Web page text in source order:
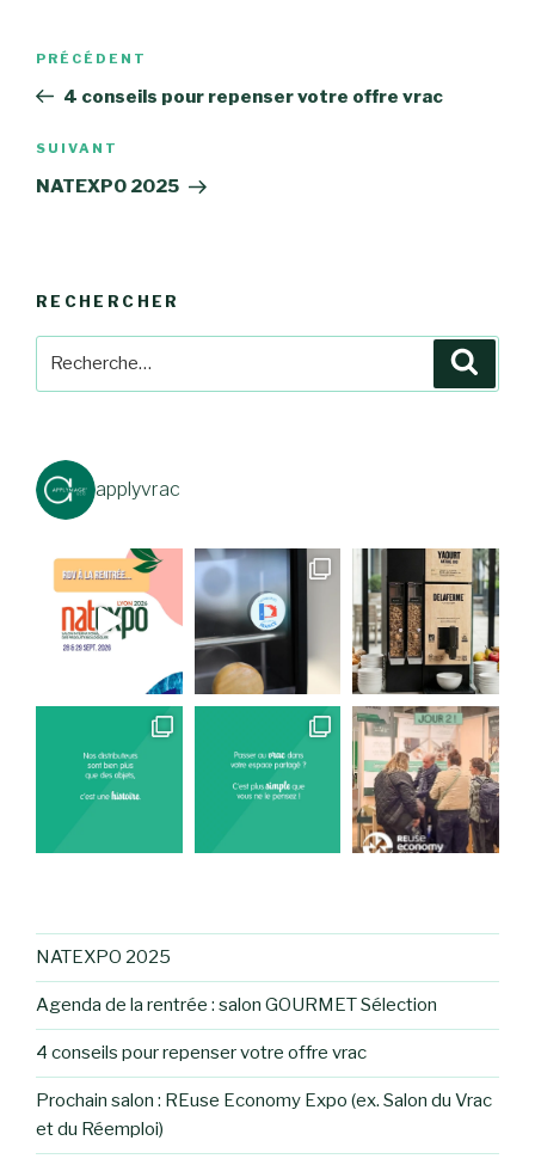
Navigation
l’article
Article
précédent
PRÉCÉDENT
4 conseils pour repenser votre offre vrac
Article
suivant
SUIVANT
NATEXPO 2025
RECHERCHER
applyvrac
NATEXPO 2025
Agenda de la rentrée : salon GOURMET Sélection
4 conseils pour repenser votre offre vrac
Prochain salon : REuse Economy Expo (ex. Salon du Vrac
et du Réemploi)